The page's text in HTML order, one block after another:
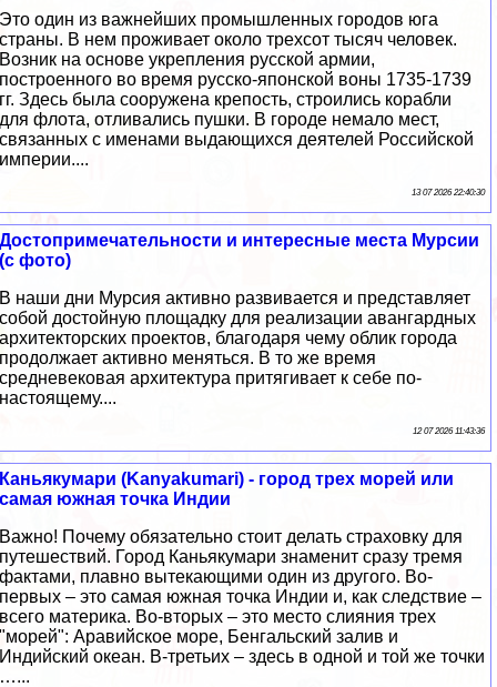
Это один из важнейших промышленных городов юга
страны. В нем проживает около трехсот тысяч человек.
Возник на основе укрепления русской армии,
построенного во время русско-японской воны 1735-1739
гг. Здесь была сооружена крепость, строились корабли
для флота, отливались пушки. В городе немало мест,
связанных с именами выдающихся деятелей Российской
империи....
13 07 2026 22:40:30
Достопримечательности и интересные места Мурсии
(с фото)
В наши дни Мурсия активно развивается и представляет
собой достойную площадку для реализации авангардных
архитекторских проектов, благодаря чему облик города
продолжает активно меняться. В то же время
средневековая архитектура притягивает к себе по-
настоящему....
12 07 2026 11:43:36
Каньякумари (Kanyakumari) - город трех морей или
самая южная точка Индии
Важно! Почему обязательно стоит делать страховку для
путешествий. Город Каньякумари знаменит сразу тремя
фактами, плавно вытекающими один из другого. Во-
первых – это самая южная точка Индии и, как следствие –
всего материка. Во-вторых – это место слияния трех
"морей": Аравийское море, Бенгальский залив и
Индийский океан. В-третьих – здесь в одной и той же точки
…...